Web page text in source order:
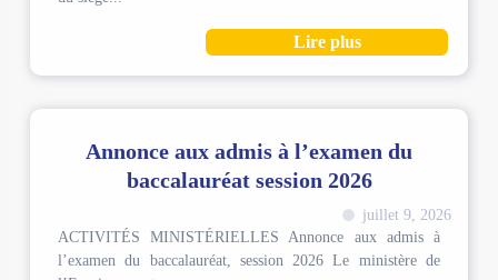
Lire plus
Annonce aux admis à l’examen du
baccalauréat session 2026
juillet 9, 2026
ACTIVITÉS MINISTÉRIELLES Annonce aux admis à
l’examen du baccalauréat, session 2026 Le ministère de